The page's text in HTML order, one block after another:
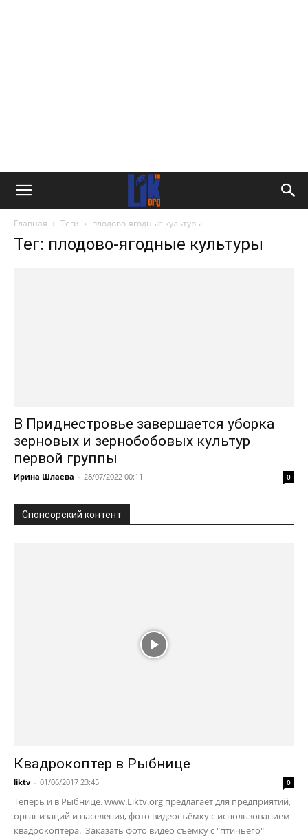
Главная Теги плодово-ягодные культуры
Тег: плодово-ягодные культуры
В Приднестровье завершается уборка
зерновых и зернобобовых культур
первой группы
Ирина Шлаева - 28/07/2022 00:11 0
Спонсорский контент
Квадрокоптер в Рыбнице
liktv - 01/06/2017 23:45 0
Теперь и в Рыбнице. www.Liktv.org предлагает для предприятий,
организаций и населения, фото видеосъёмку с использованием
квадрокоптера. Заказать фото видео съёмку с "птичьего"